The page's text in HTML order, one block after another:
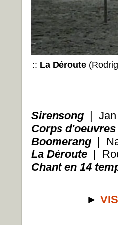
:: La Déroute
Sirensong |
Corps d'oeuvres
Boomerang |
La Déroute |
Chant en 14
►